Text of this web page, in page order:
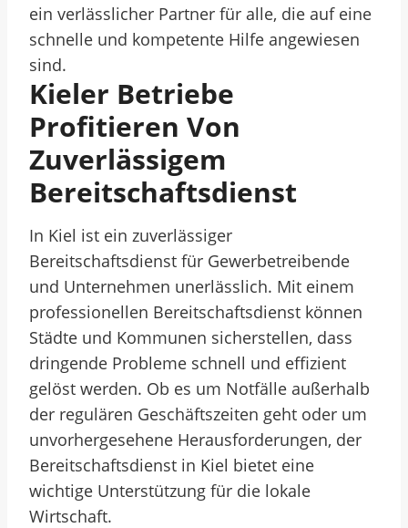
ein verlässlicher Partner für alle, die auf eine
schnelle und kompetente Hilfe angewiesen
sind.
Kieler Betriebe
Profitieren Von
Zuverlässigem
Bereitschaftsdienst
In Kiel ist ein zuverlässiger
Bereitschaftsdienst für Gewerbetreibende
und Unternehmen unerlässlich. Mit einem
professionellen Bereitschaftsdienst können
Städte und Kommunen sicherstellen, dass
dringende Probleme schnell und effizient
gelöst werden. Ob es um Notfälle außerhalb
der regulären Geschäftszeiten geht oder um
unvorhergesehene Herausforderungen, der
Bereitschaftsdienst in Kiel bietet eine
wichtige Unterstützung für die lokale
Wirtschaft.